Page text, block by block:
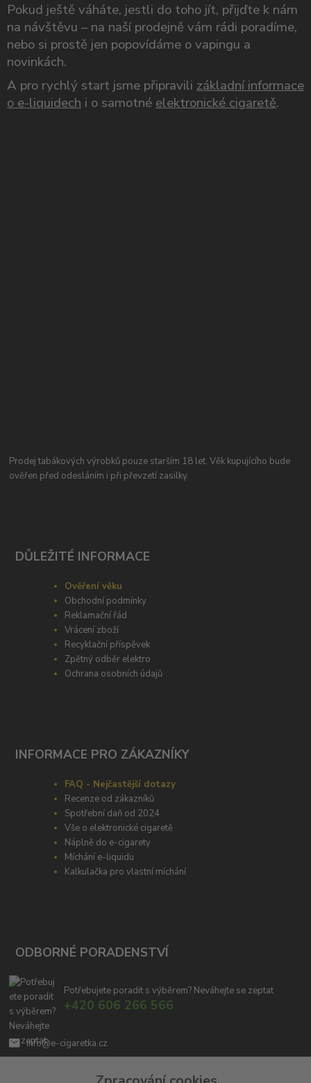
Pokud ještě váháte, jestli do toho jít, přijďte k nám
na návštěvu – na naší prodejně vám rádi poradíme,
nebo si prostě jen popovídáme o vapingu a
novinkách.
A pro rychlý start jsme připravili základní informace
o e-liquidech i o samotné elektronické cigaretě.
Prodej tabákových výrobků pouze starším 18 let. Věk kupujícího bude
ověřen před odesláním i při převzetí zasilky.
DŮLEŽITÉ INFORMACE
Ověření věku
Obchodní podmínky
Reklamační řád
Vrácení zboží
Recyklační příspěvek
Zpětný odběr elektro
Ochrana osobních údajů
INFORMACE PRO ZÁKAZNÍKY
FAQ - Nejčastější dotazy
Recenze od zákazníků
Spotřební daň od 2024
Vše o elektronické cigaretě
Náplně do e-cigarety
Míchání e-liquidu
Kalkulačka pro vlastní míchání
ODBORNÉ PORADENSTVÍ
Potřebujete poradit s výběrem? Neváhejte se zeptat
+420 606 266 566
info@e-cigaretka.cz